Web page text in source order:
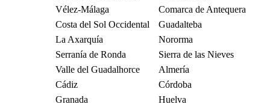
Vélez-Málaga
Comarca de Antequera
Costa del Sol Occidental
Guadalteba
La Axarquía
Nororma
Serranía de Ronda
Sierra de las Nieves
Valle del Guadalhorce
Almería
Cádiz
Córdoba
Granada
Huelva